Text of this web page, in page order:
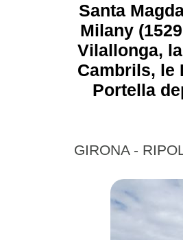
Santa
Milany
Vilallonga,
Cambrils, le
Portella
GIRONA -